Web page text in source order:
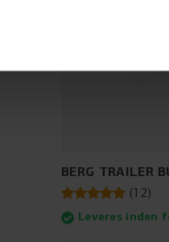
BERG TRAILER
(12)
Leveres inden